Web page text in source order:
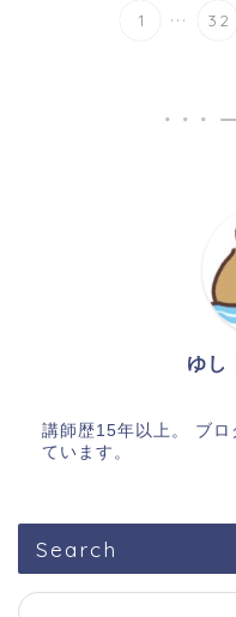
1 ... 32
ゆし
講師歴15年以上。 ブ
ています。
Search